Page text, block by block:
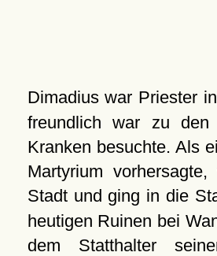
Dimadius war Priester in
freundlich war zu
Kranken besuchte. Als
Martyrium
Stadt und ging in die
heutigen Ruinen bei
dem Statthalter